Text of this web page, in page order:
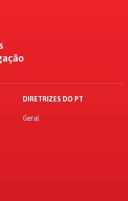
DIRETRIZES DO PT
Geral